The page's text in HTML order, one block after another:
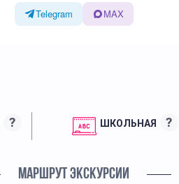
Telegram
MAX
? ШКОЛЬНАЯ ?
МАРШРУТ ЭКСКУРСИИ